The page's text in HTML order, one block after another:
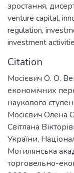
зростання,
venture capital,
regulation,
investment
Citation
Мосієвич О. О.
економічних
наукового
Мосієвич Олена
Світлана
України,
Могилянська
торговельно-